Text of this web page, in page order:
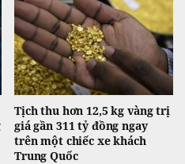
Tịch thu hơn 12,5 kg vàng trị
giá gần 311 tỷ đồng ngay
trên một chiếc xe khách
Trung Quốc